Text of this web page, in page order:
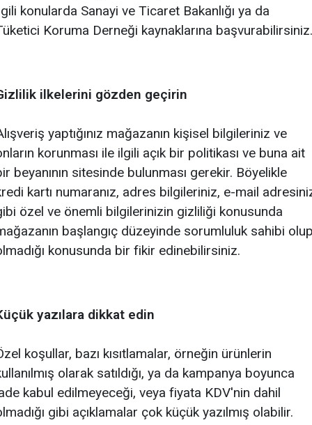
konularda Sanayi ve Ticaret Bakanlığı ya da
Koruma Derneği kaynaklarına başvurabilirsiniz.
ilkelerini gözden geçirin
yaptığınız mağazanın kişisel bilgileriniz ve
korunması ile ilgili açık bir politikası ve buna ait
beyanının sitesinde bulunması gerekir. Böyelikle
kartı numaranız, adres bilgileriniz, e-mail
özel ve önemli bilgilerinizin gizliliği konusunda
başlangıç düzeyinde sorumluluk sahibi
konusunda bir fikir edinebilirsiniz.
yazılara dikkat edin
koşullar, bazı kısıtlamalar, örneğin ürünlerin
olarak satıldığı, ya da kampanya boyunca
kabul edilmeyeceği, veya fiyata KDV'nin dahil
gibi açıklamalar çok küçük yazılmış olabilir.